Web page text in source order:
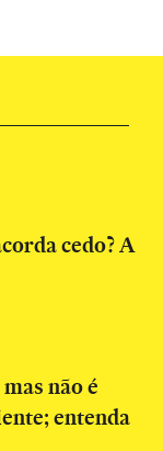
cedo? A
não é
entenda